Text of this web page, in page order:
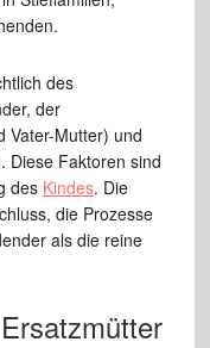
des
der
Vater-Mutter) und
Diese Faktoren sind
des Kindes. Die
die Prozesse
als die reine